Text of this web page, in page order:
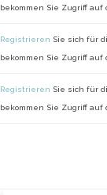
bekommen Sie Zugriff auf
Registrieren Sie sich für
bekommen Sie Zugriff auf
Registrieren Sie sich für
bekommen Sie Zugriff auf